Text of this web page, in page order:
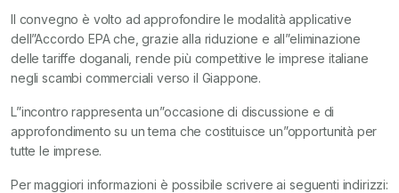
Il convegno è volto ad approfondire le modalità applicative
dell”Accordo EPA che, grazie alla riduzione e all”eliminazione
delle tariffe doganali, rende più competitive le imprese italiane
negli scambi commerciali verso il Giappone.
L”incontro rappresenta un”occasione di discussione e di
approfondimento su un tema che costituisce un”opportunità per
tutte le imprese.
Per maggiori informazioni è possibile scrivere ai seguenti indirizzi: